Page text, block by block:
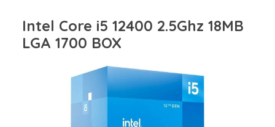
Intel Core i5 12400 2.5Ghz 18MB
LGA 1700 BOX